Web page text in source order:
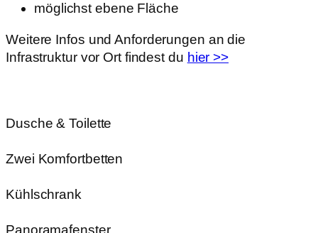
möglichst ebene Fläche
Weitere Infos und Anforderungen an die
Infrastruktur vor Ort findest du hier >>
Dusche & Toilette
Zwei Komfortbetten
Kühlschrank